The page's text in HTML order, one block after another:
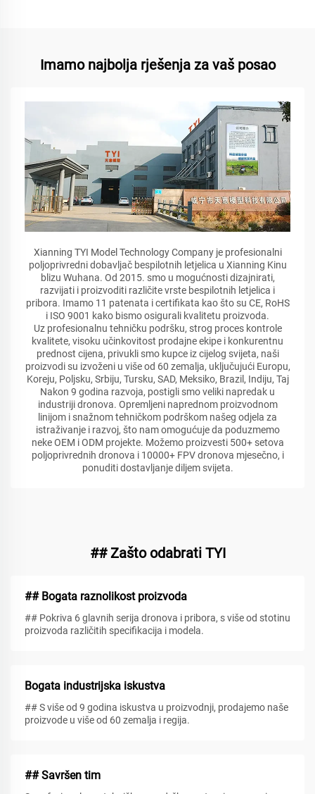
Imamo najbolja rješenja za vaš posao
Xianning TYI Model Technology Company je profesionalni
poljoprivredni dobavljač bespilotnih letjelica u Xianning Kinu
blizu Wuhana. Od 2015. smo u mogućnosti dizajnirati,
razvijati i proizvoditi različite vrste bespilotnih letjelica i
pribora. Imamo 11 patenata i certifikata kao što su CE, RoHS
i ISO 9001 kako bismo osigurali kvalitetu proizvoda.
Uz profesionalnu tehničku podršku, strog proces kontrole
kvalitete, visoku učinkovitost prodajne ekipe i konkurentnu
prednost cijena, privukli smo kupce iz cijelog svijeta, naši
proizvodi su izvoženi u više od 60 zemalja, uključujući Europu,
Koreju, Poljsku, Srbiju, Tursku, SAD, Meksiko, Brazil, Indiju, Taj
Nakon 9 godina razvoja, postigli smo veliki napredak u
industriji dronova. Opremljeni naprednom proizvodnom
linijom i snažnom tehničkom podrškom našeg odjela za
istraživanje i razvoj, što nam omogućuje da poduzmemo
neke OEM i ODM projekte. Možemo proizvesti 500+ setova
poljoprivrednih dronova i 10000+ FPV dronova mjesečno, i
ponuditi dostavljanje diljem svijeta.
## Zašto odabrati TYI
## Bogata raznolikost proizvoda
## Pokriva 6 glavnih serija dronova i pribora, s više od stotinu
proizvoda različitih specifikacija i modela.
Bogata industrijska iskustva
## S više od 9 godina iskustva u proizvodnji, prodajemo naše
proizvode u više od 60 zemalja i regija.
## Savršen tim